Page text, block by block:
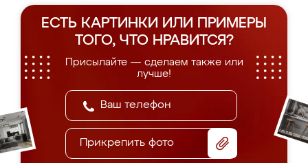
ЕСТЬ КАРТИНКИ ИЛИ ПРИМЕРЫ
ТОГО, ЧТО НРАВИТСЯ?
Присылайте — сделаем также или
лучше!
Прикрепить фото